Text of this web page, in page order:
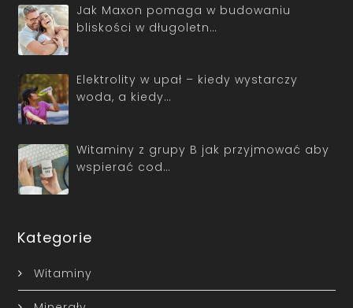
Jak Maxon pomaga w budowaniu
bliskości w długoletn…
Elektrolity w upał – kiedy wystarczy
woda, a kiedy…
Witaminy z grupy B jak przyjmować aby
wspierać cod…
Kategorie
Witaminy